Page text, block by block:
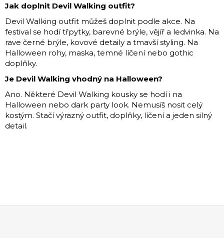
Jak doplnit Devil Walking outfit?
Devil Walking outfit můžeš doplnit podle akce. Na
festival se hodí třpytky, barevné brýle, vějíř a ledvinka. Na
rave černé brýle, kovové detaily a tmavší styling. Na
Halloween rohy, maska, temné líčení nebo gothic
doplňky.
Je Devil Walking vhodný na Halloween?
Ano. Některé Devil Walking kousky se hodí i na
Halloween nebo dark party look. Nemusíš nosit celý
kostým. Stačí výrazný outfit, doplňky, líčení a jeden silný
detail.